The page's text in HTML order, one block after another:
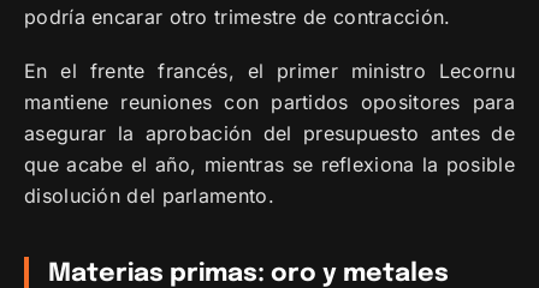
podría encarar otro trimestre de contracción.
En el frente francés, el primer ministro Lecornu
mantiene reuniones con partidos opositores para
asegurar la aprobación del presupuesto antes de
que acabe el año, mientras se reflexiona la posible
disolución del parlamento.
Materias primas: oro y metales